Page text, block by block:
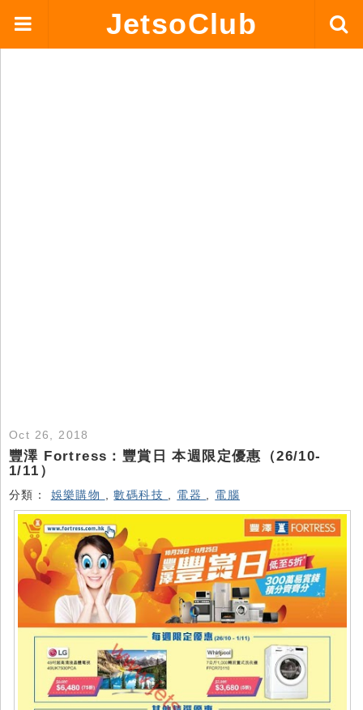
JetsoClub
Oct 26, 2018
豐澤 Fortress：豐賞日 本週限定優惠（26/10-
1/11）
分類： 娛樂購物 ,數碼科技 電器 電腦